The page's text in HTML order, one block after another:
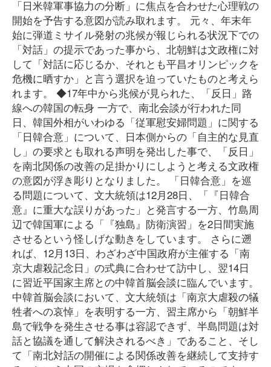
「日米韓軍事協力の分断」に焦点を合わせた心理戦の
開始を予告する意図が読み取れます。 元々、年末年
始に弾道ミサイル発射の兆候が報じられる状況下での
「対話」の提示であった事から、北朝鮮は文政権に対
して「対話に応じるか、それとも平昌オリンピックを
危機に晒すか」と言う選択を迫っていたものと考えら
れます。 ◆17年中から兆候が見られた、「反日」路
線への韓国の転身 一方で、南北会談が行われた同
日、韓国外相がいわゆる「従軍慰安婦問題」に関する
「日韓合意」について、日本側からの「自主的な見直
し」の要求とも取れる声明を発出した事で、「反日」
を南北関係の改善の足掛かりにしようと考える文政権
の意図が浮き彫りとなりました。 「日韓合意」を巡
る問題について、文大統領は12月28日、「『日韓合
意』に重大な誤りがあった」と発言する一方、竹島周
辺で韓国軍による「『独島』防衛演習」を2日間実施
させるという怪しげな動きをしています。 さらに遡
れば、12月13日、わざわざ中国政府が主催する「南
京大虐殺記念日」の式典に合わせて訪中し、翌14日
に習近平国家主席との中韓首脳会談に臨んでいます。
中韓首脳会談において、文大統領は「南京大虐殺の犠
牲者への哀悼」を表明する一方、習主席から「朝鮮半
島で戦争を発生させる事は容認できず、半島問題は対
話と協議を通して解決されるべき」であること、そし
て「南北対話の開催による関係改善を継続して支持す